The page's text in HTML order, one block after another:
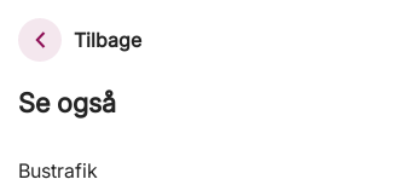
Tilbage
Se også
Bustrafik